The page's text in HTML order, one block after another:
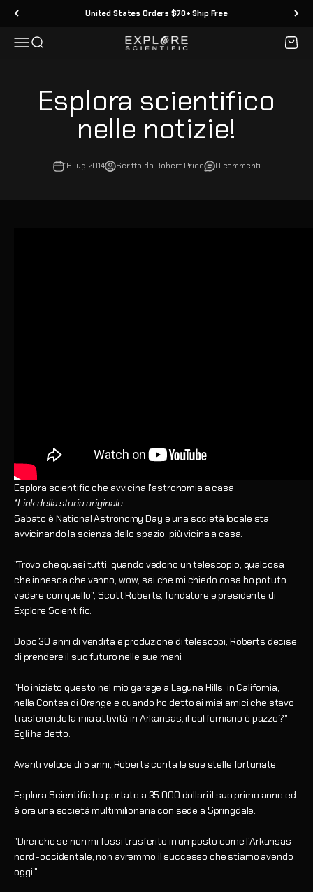
Vai al contenuto United States Orders $70+ Ship Free
MenùCerca Explore Scientific
Esplora scientifico
nelle notizie!
16 lug 2014 Scritto da Robert Price 0 commenti
Esplora scientific che avvicina l'astronomia a casa
*Link della storia originale
Sabato è National Astronomy Day e una società locale sta
avvicinando la scienza dello spazio, più vicina a casa.
"Trovo che quasi tutti, quando vedono un telescopio, qualcosa
che innesca che vanno, wow, sai che mi chiedo cosa ho potuto
vedere con quello", Scott Roberts, fondatore e presidente di
Explore Scientific.
Dopo 30 anni di vendita e produzione di telescopi, Roberts decise
di prendere il suo futuro nelle sue mani.
"Ho iniziato questo nel mio garage a Laguna Hills, in California,
nella Contea di Orange e quando ho detto ai miei amici che stavo
trasferendo la mia attività in Arkansas, il californiano è pazzo?"
Egli ha detto.
Avanti veloce di 5 anni, Roberts conta le sue stelle fortunate.
Esplora Scientific ha portato a 35.000 dollari il suo primo anno ed
è ora una società multimilionaria con sede a Springdale.
"Direi che se non mi fossi trasferito in un posto come l'Arkansas
nord -occidentale, non avremmo il successo che stiamo avendo
oggi."